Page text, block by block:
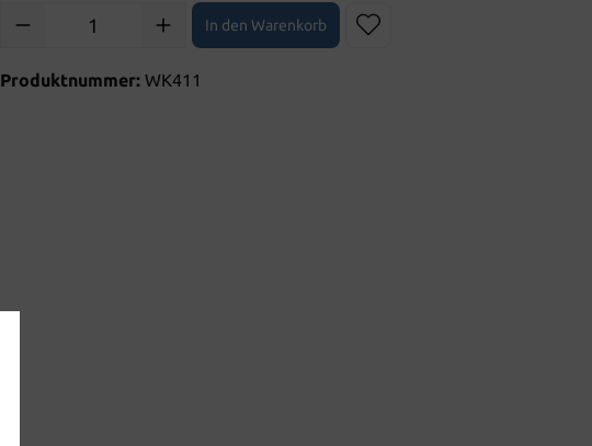
Produkt Anzahl: Gib den gewünschten Wert ein oder benutze die
In den Warenkorb
Produktnummer: WK411